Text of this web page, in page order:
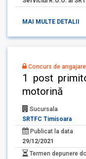
MAI MULTE DETALII
Concurs de
1 post
motorină
Sucursala
SRTFC Timisoara
Publicat la data
29/12/2021
Termen depunere